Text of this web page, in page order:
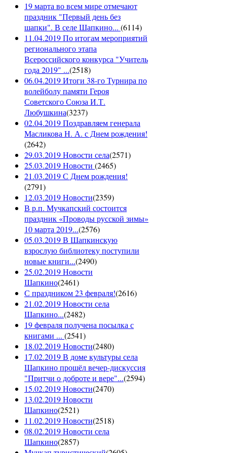
19 марта во всем мире отмечают
праздник "Первый день без
шапки". В селе Шапкино... (6114)
11.04.2019 По итогам мероприятий
регионального этапа
Всероссийского конкурса "Учитель
года 2019" ...(2518)
06.04.2019 Итоги 38-го Турнира по
волейболу памяти Героя
Советского Союза И.Т.
Любушкина(3237)
02.04.2019 Поздравляем генерала
Масликова Н. А. с Днем рождения!
(2642)
29.03.2019 Новости села(2571)
25.03.2019 Новости (2465)
21.03.2019 С Днем рождения!
(2791)
12.03.2019 Новости(2359)
В р.п. Мучкапский состоится
праздник «Проводы русской зимы»
10 марта 2019...(2576)
05.03.2019 В Шапкинскую
взрослую библиотеку поступили
новые книги...(2490)
25.02.2019 Новости
Шапкино(2461)
С праздником 23 февраля!(2616)
21.02.2019 Новости села
Шапкино...(2482)
19 февраля получена посылка с
книгами ... (2541)
18.02.2019 Новости(2480)
17.02.2019 В доме культуры села
Шапкино прошёл вечер-дискуссия
"Притчи о доброте и вере"...(2594)
15.02.2019 Новости(2470)
13.02.2019 Новости
Шапкино(2521)
11.02.2019 Новости(2518)
08.02.2019 Новости села
Шапкино(2857)